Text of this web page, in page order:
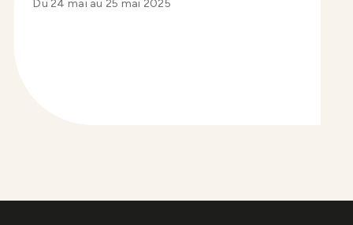
Du 24 mai au 25 mai 2025